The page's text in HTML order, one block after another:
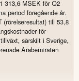
313,6 MSEK för Q2
period föregående år.
till 53,8
för
särskilt i Sverige,
Arabemiraten